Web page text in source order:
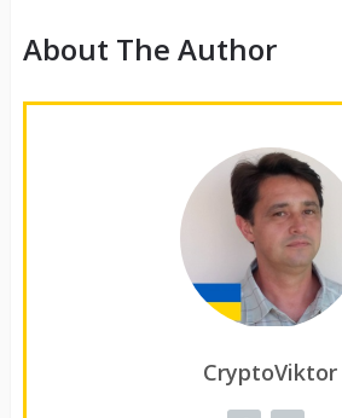
About The Author
CryptoViktor